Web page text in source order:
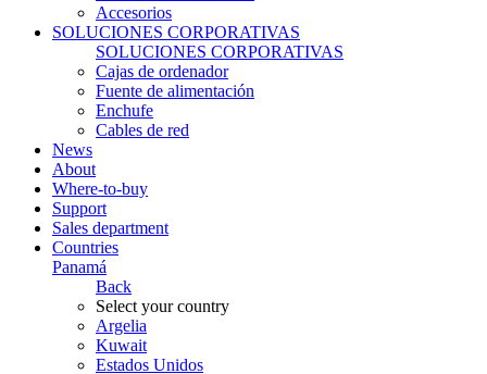
Accesorios
SOLUCIONES CORPORATIVAS
SOLUCIONES CORPORATIVAS
Cajas de ordenador
Fuente de alimentación
Enchufe
Cables de red
News
About
Where-to-buy
Support
Sales department
Countries
Panamá
Back
Select your country
Argelia
Kuwait
Estados Unidos